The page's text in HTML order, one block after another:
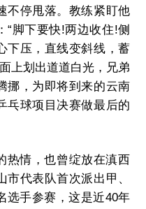
不停甩落。教练紧盯他
“脚下要快!两边收住!侧
下压，直线变斜线，蓄
上划出道道白光，兄弟
挪，为即将到来的云南
乓球项目决赛做最后的
热情，也曾绽放在滇西
代表队首次派出甲、
选手参赛，这是近40年